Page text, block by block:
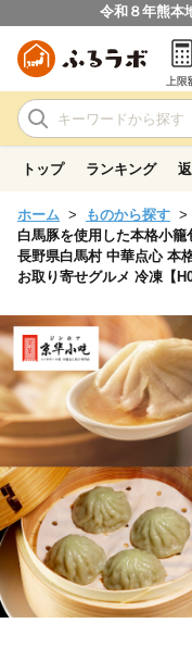
令和８年熊本
上限
トップ ランキング
ホーム ものから探す
白馬豚を使用した本格小
長野県白馬村 中華点心 本
お取り寄せグルメ 冷凍【